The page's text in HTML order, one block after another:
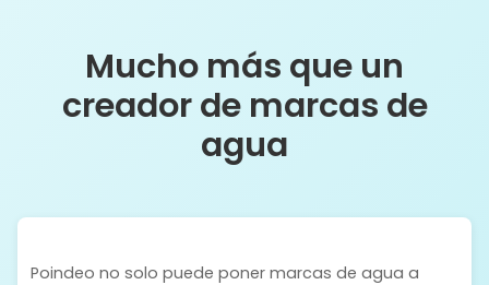
Mucho más que un
creador de marcas de
agua
Poindeo no solo puede poner marcas de agua a